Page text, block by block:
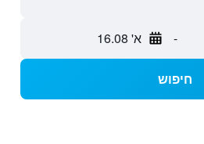
- א' 16.08
חיפוש